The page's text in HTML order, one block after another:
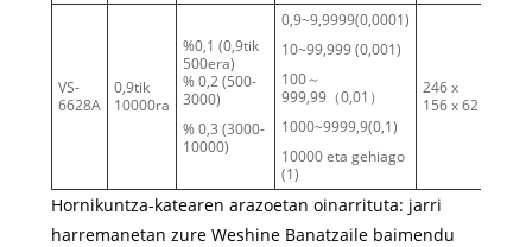
VS-
6628A
0,9tik
10000ra
%0,1 (0,9tik
500era)
% 0,2 (500-
3000)
% 0,3 (3000-
10000)
0,9~9,9999(0,0001)
10~99,999 (0,001)
100～
999,99（0,01）
1000~9999,9(0,1)
10000 eta gehiago
(1)
246 x
156 x 62
Hornikuntza-katearen arazoetan oinarrituta: jarri
harremanetan zure Weshine Banatzaile baimendu